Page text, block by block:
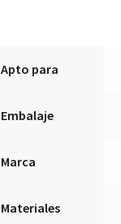
Apto para
Embalaje
Marca
Materiales